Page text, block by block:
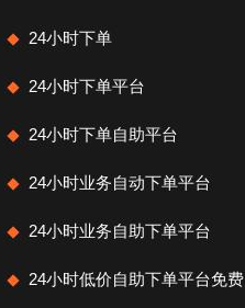
24小时下单
24小时下单平台
24小时下单自助平台
24小时业务自动下单平台
24小时业务自助下单平台
24小时低价自助下单平台免费